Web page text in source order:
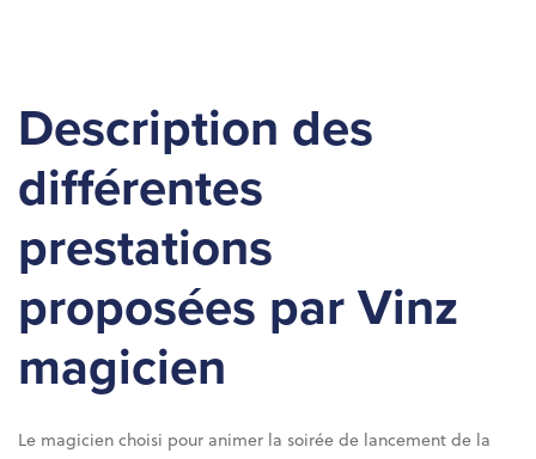
Description des
différentes
prestations
proposées par Vinz
magicien
Le magicien choisi pour animer la soirée de lancement de la